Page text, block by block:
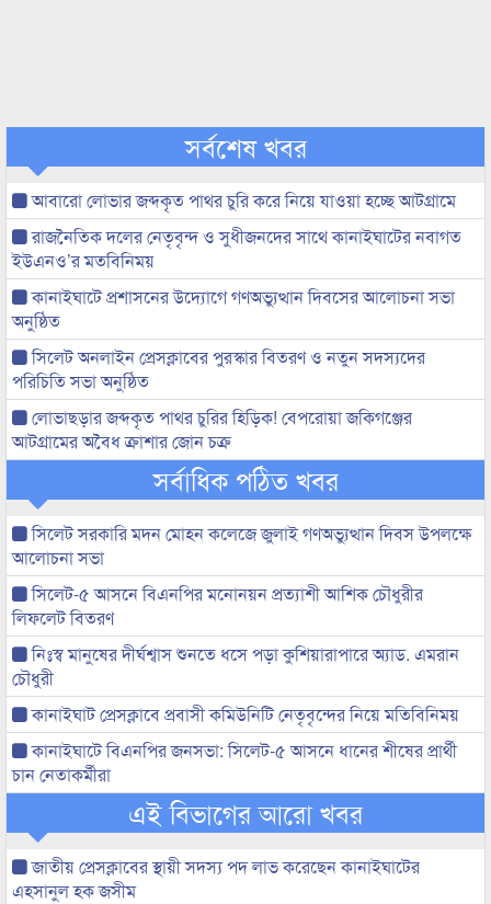
সর্বশেষ খবর
আবারো লোভার জব্দকৃত পাথর চুরি করে নিয়ে যাওয়া হচ্ছে আটগ্রামে
রাজনৈতিক দলের নেতৃবৃন্দ ও সুধীজনদের সাথে কানাইঘাটের নবাগত
ইউএনও’র মতবিনিময়
কানাইঘাটে প্রশাসনের উদ্যোগে গণঅভ্যুত্থান দিবসের আলোচনা সভা
অনুষ্ঠিত
সিলেট অনলাইন প্রেসক্লাবের পুরস্কার বিতরণ ও নতুন সদস্যদের
পরিচিতি সভা অনুষ্ঠিত
লোভাছড়ার জব্দকৃত পাথর চুরির হিড়িক! বেপরোয়া জকিগঞ্জের
আটগ্রামের অবৈধ ক্রাশার জোন চক্র
সর্বাধিক পঠিত খবর
সিলেট সরকারি মদন মোহন কলেজে জুলাই গণঅভ্যুত্থান দিবস উপলক্ষে
আলোচনা সভা
সিলেট-৫ আসনে বিএনপির মনোনয়ন প্রত্যাশী আশিক চৌধুরীর
লিফলেট বিতরণ
নিঃস্ব মানুষের দীর্ঘশ্বাস শুনতে ধসে পড়া কুশিয়ারাপারে অ্যাড. এমরান
চৌধুরী
কানাইঘাট প্রেসক্লাবে প্রবাসী কমিউনিটি নেতৃবৃন্দের নিয়ে মতিবিনিময়
কানাইঘাটে বিএনপির জনসভা: সিলেট-৫ আসনে ধানের শীষের প্রার্থী
চান নেতাকর্মীরা
এই বিভাগের আরো খবর
জাতীয় প্রেসক্লাবের স্থায়ী সদস্য পদ লাভ করেছেন কানাইঘাটের
এহসানুল হক জসীম